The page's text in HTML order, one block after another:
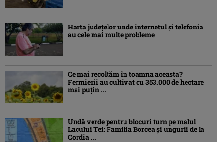
Harta județelor unde internetul și telefonia
au cele mai multe probleme
Ce mai recoltăm în toamna aceasta?
Fermierii au cultivat cu 353.000 de hectare
mai puțin ...
Undă verde pentru blocuri turn pe malul
Lacului Tei: Familia Borcea și ungurii de la
Cordia ...